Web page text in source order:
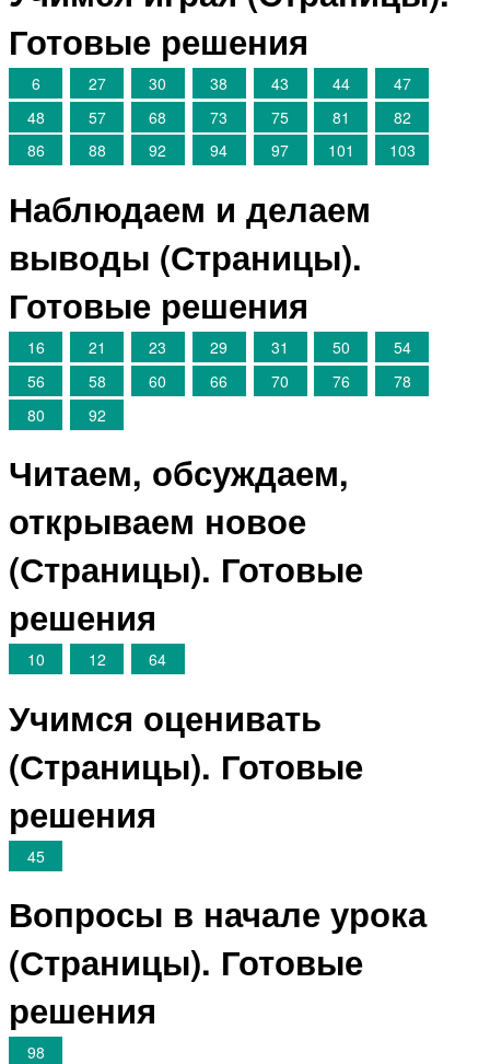
Готовые решения
6 27 30 38 43 44
47
48
57 68 73 75 81
82
86
88 92 94 97 101 103
Наблюдаем и делаем
выводы (Страницы).
Готовые решения
16 21 23 29 31 50
54
56
58 60 66 70 76
78
80
92
Читаем, обсуждаем,
открываем новое
(Страницы). Готовые
решения
10 12 64
Учимся оценивать
(Страницы). Готовые
решения
45
Вопросы в начале урока
(Страницы). Готовые
решения
98